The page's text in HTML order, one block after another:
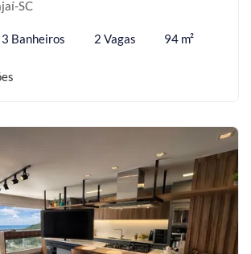
SC
3 Banheiros 2 Vagas 94 m²